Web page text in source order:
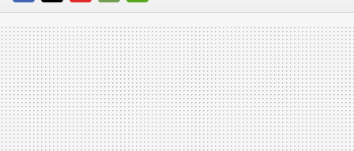
FACEBOOK
TWITTERFLIPBOARD
E-
MAIL
WHATSAPP